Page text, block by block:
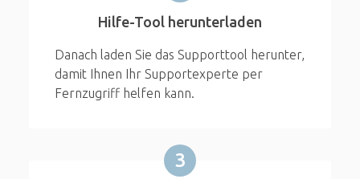
Hilfe-Tool herunterladen
Danach laden Sie das Supporttool herunter,
damit Ihnen Ihr Supportexperte per
Fernzugriff helfen kann.
3